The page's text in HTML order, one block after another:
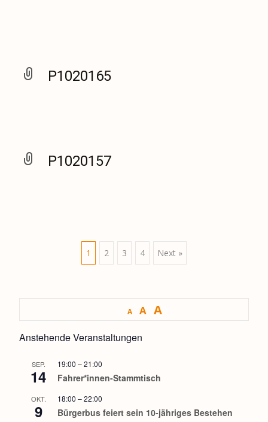
P1020165
P1020157
Posts
navigation
1 2 3 4 Next »
A A A
Anstehende Veranstaltungen
SEP.
14
19:00 –21:00
Fahrer*innen-Stammtisch
OKT.
9
18:00 –22:00
Bürgerbus feiert sein 10-jähriges Bestehen